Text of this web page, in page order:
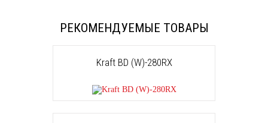
РЕКОМЕНДУЕМЫЕ ТОВАРЫ
Kraft BD (W)-280RX